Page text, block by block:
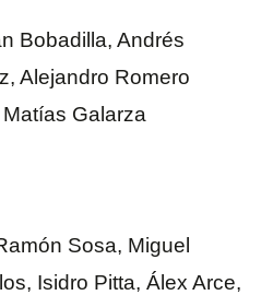
Bobadilla, Andrés
Alejandro Romero
Galarza
Sosa, Miguel
Isidro Pitta, Álex Arce,